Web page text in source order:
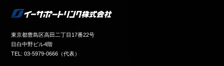
東京都豊島区高田二丁目17番22号
目白中野ビル4階
TEL: 03-5979-0666（代表）